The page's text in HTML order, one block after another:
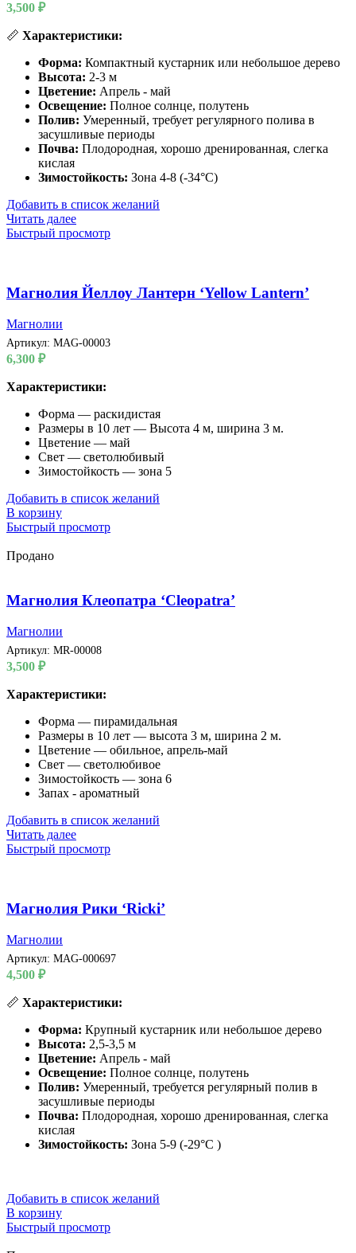
3,500 ₽
📏 Характеристики:
Форма: Компактный кустарник или небольшое дерево
Высота: 2-3 м
Цветение: Апрель - май
Освещение: Полное солнце, полутень
Полив: Умеренный, требует регулярного полива в
засушливые периоды
Почва: Плодородная, хорошо дренированная, слегка
кислая
Зимостойкость: Зона 4-8 (-34°C)
Добавить в список желаний
Читать далее
Быстрый просмотр
Магнолия Йеллоу Лантерн ‘Yellow Lantern’
Магнолии
Артикул: MAG-00003
6,300 ₽
Характеристики:
Форма — раскидистая
Размеры в 10 лет — Высота 4 м, ширина 3 м.
Цветение — май
Свет — светолюбивый
Зимостойкость — зона 5
Добавить в список желаний
В корзину
Быстрый просмотр
Продано
Магнолия Клеопатра ‘Cleopatra’
Магнолии
Артикул: MR-00008
3,500 ₽
Характеристики:
Форма — пирамидальная
Размеры в 10 лет — высота 3 м, ширина 2 м.
Цветение — обильное, апрель-май
Свет — светолюбивое
Зимостойкость — зона 6
Запах - ароматный
Добавить в список желаний
Читать далее
Быстрый просмотр
Магнолия Рики ‘Ricki’
Магнолии
Артикул: MAG-000697
4,500 ₽
📏 Характеристики:
Форма: Крупный кустарник или небольшое дерево
Высота: 2,5-3,5 м
Цветение: Апрель - май
Освещение: Полное солнце, полутень
Полив: Умеренный, требуется регулярный полив в
засушливые периоды
Почва: Плодородная, хорошо дренированная, слегка
кислая
Зимостойкость: Зона 5-9 (-29°C )
Добавить в список желаний
В корзину
Быстрый просмотр